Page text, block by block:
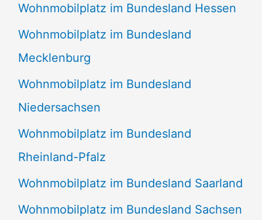
Wohnmobilplatz im Bundesland Hessen
Wohnmobilplatz im Bundesland
Mecklenburg
Wohnmobilplatz im Bundesland
Niedersachsen
Wohnmobilplatz im Bundesland
Rheinland-Pfalz
Wohnmobilplatz im Bundesland Saarland
Wohnmobilplatz im Bundesland Sachsen